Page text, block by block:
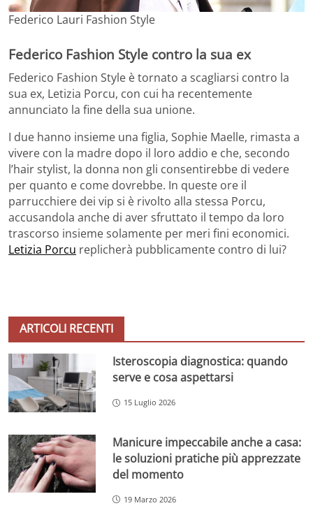
Federico Lauri Fashion Style
Federico Fashion Style contro la sua ex
Federico Fashion Style è tornato a scagliarsi contro la
sua ex, Letizia Porcu, con cui ha recentemente
annunciato la fine della sua unione.
I due hanno insieme una figlia, Sophie Maelle, rimasta a
vivere con la madre dopo il loro addio e che, secondo
l’hair stylist, la donna non gli consentirebbe di vedere
per quanto e come dovrebbe. In queste ore il
parrucchiere dei vip si è rivolto alla stessa Porcu,
accusandola anche di aver sfruttato il tempo da loro
trascorso insieme solamente per meri fini economici.
Letizia Porcu replicherà pubblicamente contro di lui?
ARTICOLI RECENTI
Isteroscopia diagnostica: quando
serve e cosa aspettarsi
15 Luglio 2026
Manicure impeccabile anche a casa:
le soluzioni pratiche più apprezzate
del momento
19 Marzo 2026